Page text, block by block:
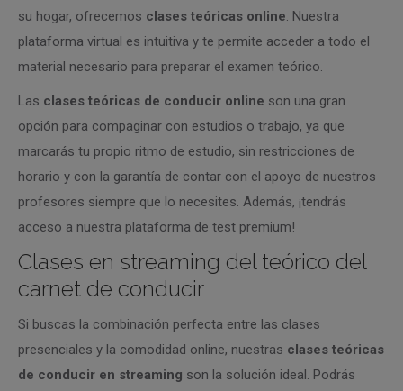
su hogar, ofrecemos clases teóricas online. Nuestra
plataforma virtual es intuitiva y te permite acceder a todo el
material necesario para preparar el examen teórico.
Las clases teóricas de conducir online son una gran
opción para compaginar con estudios o trabajo, ya que
marcarás tu propio ritmo de estudio, sin restricciones de
horario y con la garantía de contar con el apoyo de nuestros
profesores siempre que lo necesites. Además, ¡tendrás
acceso a nuestra plataforma de test premium!
Clases en streaming del teórico del
carnet de conducir
Si buscas la combinación perfecta entre las clases
presenciales y la comodidad online, nuestras clases teóricas
de conducir en streaming son la solución ideal. Podrás